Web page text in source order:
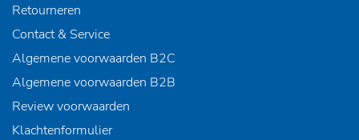
Retourneren
Contact & Service
Algemene voorwaarden B2C
Algemene voorwaarden B2B
Review voorwaarden
Klachtenformulier